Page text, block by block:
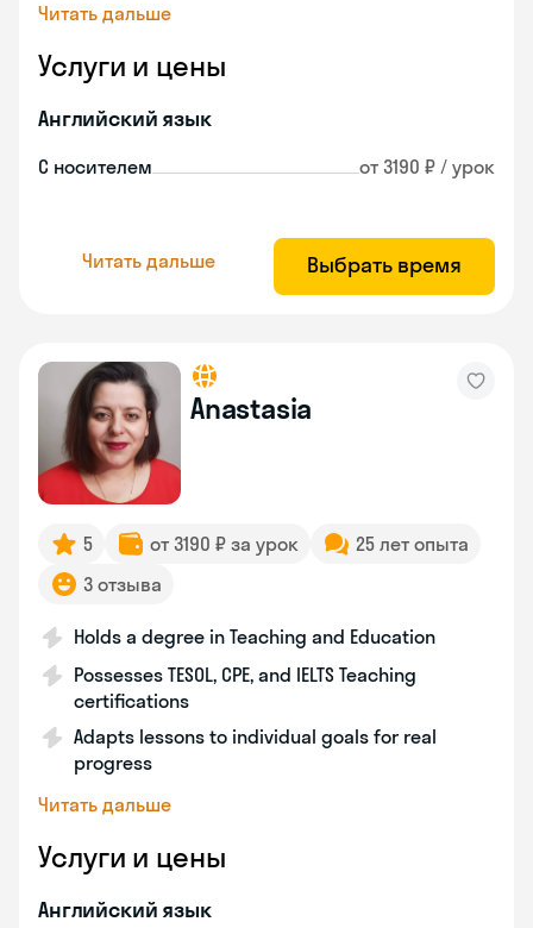
Читать дальше
Услуги и цены
Английский язык
С носителем от 3190 ₽ / урок
Читать дальше Выбрать время
Anastasia
5 от 3190 ₽ за урок
25 лет опыта
3 отзыва
Holds a degree in Teaching and Education
Possesses TESOL, CPE, and IELTS Teaching
certifications
Adapts lessons to individual goals for real
progress
Читать дальше
Услуги и цены
Английский язык